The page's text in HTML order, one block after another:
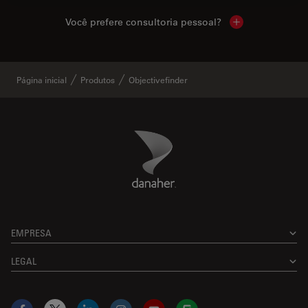
Você prefere consultoria pessoal? Show local
Página inicial Produtos Objectivefinder
Danaher Logo
EMPRESA
LEGAL